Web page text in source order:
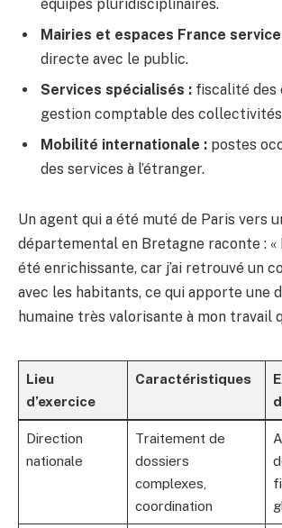
équipes pluridisciplinaires.
Mairies et espaces France
directe avec le public.
Services spécialisés : fiscalité des
gestion comptable des
Mobilité internationale : postes
des services à l’étranger.
Un agent qui a été muté de Paris vers
départemental en Bretagne raconte : «
été enrichissante, car j’ai retrouvé un
avec les habitants, ce qui apporte une
humaine très valorisante à mon travail
Lieu
d’exercice
Caractéristiques
Direction
nationale
Traitement de
dossiers
complexes,
coordination